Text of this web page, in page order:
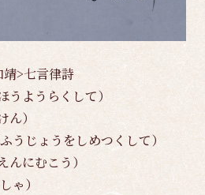
>七言律詩
ようらくして）
）
うじょうをしめつくして）
にむこう）
ゃ）